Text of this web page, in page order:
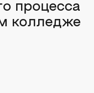
процесса
колледже